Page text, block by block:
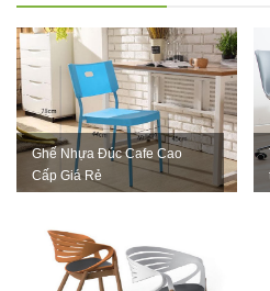
Wishbone
sắt cafe
nhà hàng
GSK065
sofa gỗ nhà
hàng cafe
Ghế Nhựa Đúc Cafe Cao
Cấp Giá Rẻ